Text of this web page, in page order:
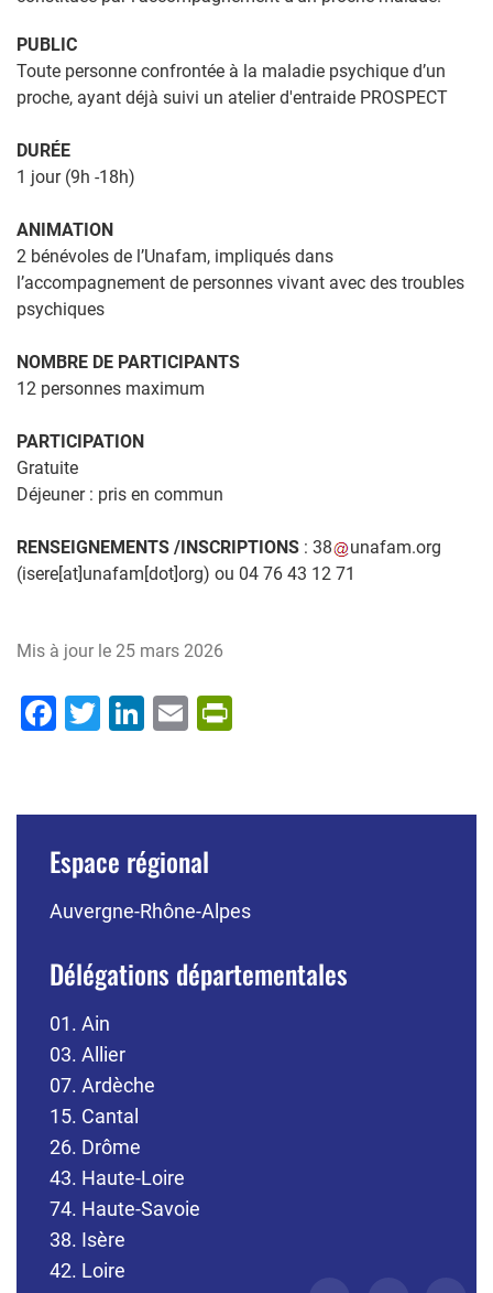
PUBLIC
Toute personne confrontée à la maladie psychique d’un
proche, ayant déjà suivi un atelier d'entraide PROSPECT
DURÉE
1 jour (9h -18h)
ANIMATION
2 bénévoles de l’Unafam, impliqués dans
l’accompagnement de personnes vivant avec des troubles
psychiques
NOMBRE DE PARTICIPANTS
12 personnes maximum
PARTICIPATION
Gratuite
Déjeuner : pris en commun
RENSEIGNEMENTS /INSCRIPTIONS : 38 unafam.org
(isere[at]unafam[dot]org) ou 04 76 43 12 71
Mis à jour le 25 mars 2026
Facebook
Twitter
LinkedIn
Email
Espace régional
Auvergne-Rhône-Alpes
Délégations départementales
01. Ain
03. Allier
07. Ardèche
15. Cantal
26. Drôme
43. Haute-Loire
74. Haute-Savoie
38. Isère
42. Loire